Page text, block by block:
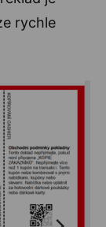
rychle